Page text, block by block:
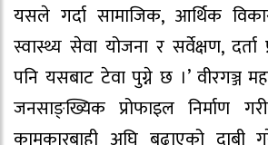
यसले गर्दा सामाजिक, आर्थिक
स्वास्थ्य सेवा योजना र सर्वेक्षण, दर्ता
पनि यसबाट टेवा पुग्ने छ ।’ वीरगञ्ज
जनसाङ्ख्यिक प्रोफाइल निर्माण